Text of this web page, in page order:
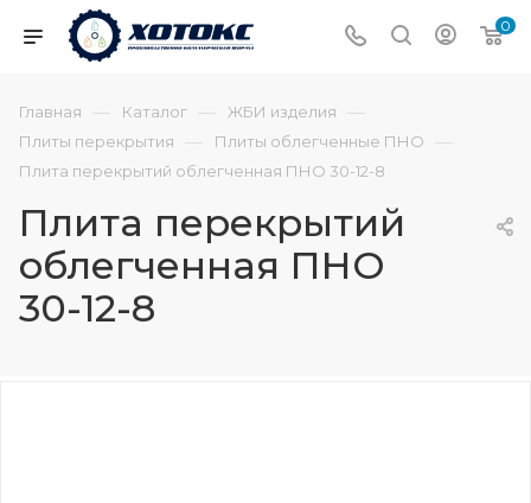
0
Главная — Каталог — ЖБИ изделия —
Плиты перекрытия — Плиты облегченные ПНО —
Плита перекрытий облегченная ПНО 30-12-8
Плита перекрытий
облегченная ПНО
30-12-8